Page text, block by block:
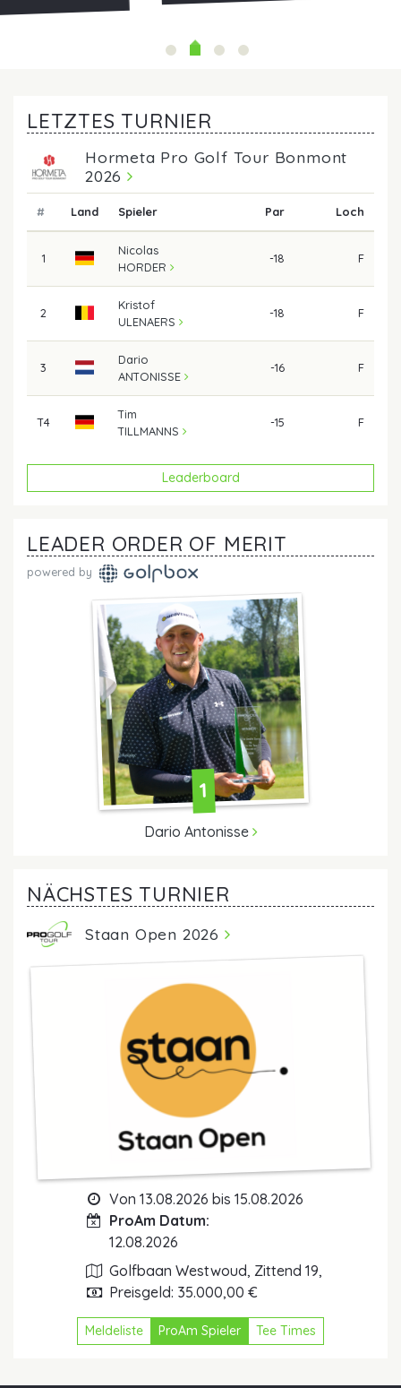
LETZTES TURNIER
Hormeta Pro Golf Tour Bonmont
2026
# Land Spieler Par Loch
1
Nicolas
HORDER
-18 F
2
Kristof
ULENAERS
-18 F
3
Dario
ANTONISSE
-16 F
T4
Tim
TILLMANNS
-15 F
Leaderboard
LEADER ORDER OF MERIT
powered by
1
Dario Antonisse
NÄCHSTES TURNIER
Staan Open 2026
Von 13.08.2026 bis 15.08.2026
ProAm Datum:
12.08.2026
Golfbaan Westwoud, Zittend 19,
Preisgeld: 35.000,00 €
Meldeliste ProAm Spieler Tee Times